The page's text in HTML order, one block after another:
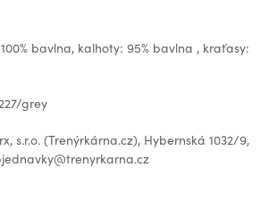
bavlna, kalhoty: 95% bavlna , kraťasy:
grey
s.r.o. (Trenýrkárna.cz), Hybernská 1032/9,